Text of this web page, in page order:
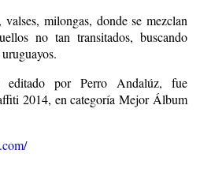
milongas, donde se mezclan
no tan transitados, buscando
editado por Perro Andalúz, fue
2014, en categoría Mejor Álbum